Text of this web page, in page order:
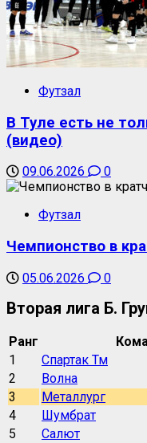
Футзал
В Туле есть не
(видео)
09.06.2026 0
Футзал
Чемпионство в
05.06.2026 0
Вторая лига Б.
Ранг
1
Спартак Тм
2
Волна
3
Металлург
4
Шумбрат
5
Салют